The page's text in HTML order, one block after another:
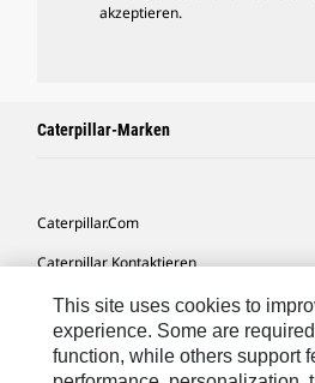
akzeptieren.
Caterpillar-Marken
Caterpillar.com
Caterpillar Kontaktieren
Meine Marketing-Präferenzen
Seitenübersicht
This site uses cookies to
experience. Some are
function, while others support